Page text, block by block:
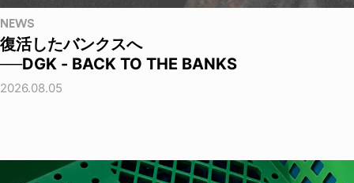
NEWS
復活したバンクスへ
──DGK - BACK TO THE BANKS
2026.08.05